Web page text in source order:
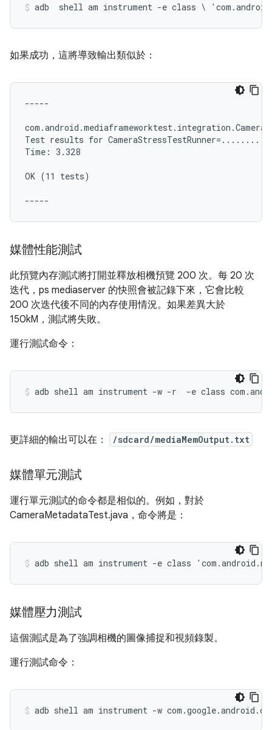
adb  shell am instrument -e class \
如果成功，這將導致輸出類似於：
-----
Test results for
Time: 3.328
OK (11 tests)
媒體性能測試
此預覽內存測試將打開並釋放相機預覽 200 次。每 20 次
迭代，ps mediaserver 的快照會被記錄下來，它會比較
200 次迭代後不同的內存使用情況。如果差異大於
150kM，測試將失敗。
運行測試命令：
更詳細的輸出可以在： /sdcard/mediaMemOutput.txt
媒體單元測試
運行單元測試的命令都是相似的。例如，對於
CameraMetadataTest.java，命令將是：
媒體壓力測試
這個測試是為了強調相機的圖像捕捉和視頻錄製。
運行測試命令：